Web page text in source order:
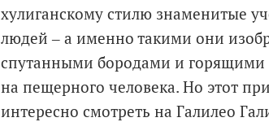
хулиганскому стилю знаменитые
людей ‒ а именно такими они
спутанными бородами и горящими
на пещерного человека. Но этот
интересно смотреть на Галилео